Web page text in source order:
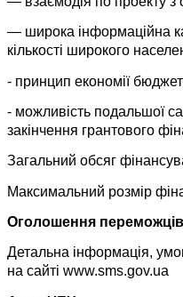
— широка інформаційна
кількості широкого
- принцип економії
- можливість подальшої
закінчення грантового
Загальний обсяг
Максимальний розмір
Оголошення
Детальна інформація,
на сайті www.sms.gov.ua